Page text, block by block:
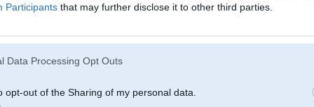
Participants that may further disclose it to other third parties.
Data Processing Opt Outs
opt-out of the Sharing of my personal data.
12 Dec 2008, 21:54:16 shmurger rakstīja:
12 Dec 2008, 20:21:27 markelis rakstīja:
12 Dec 2008, 19:58:24 _Gvidis_ rakstīja:
vai arii